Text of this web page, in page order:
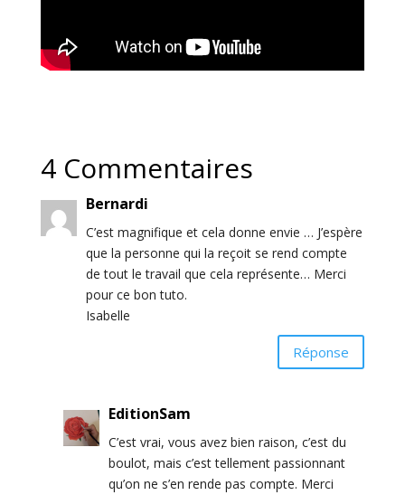
4 Commentaires
Bernardi
C’est magnifique et cela donne envie … J’espère
que la personne qui la reçoit se rend compte
de tout le travail que cela représente… Merci
pour ce bon tuto.
Isabelle
Réponse
EditionSam
C’est vrai, vous avez bien raison, c’est du
boulot, mais c’est tellement passionnant
qu’on ne s’en rende pas compte. Merci